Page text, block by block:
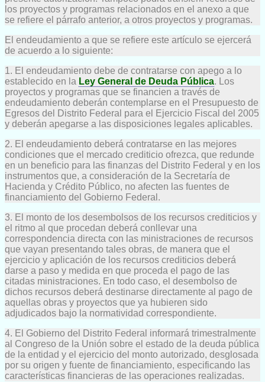
los proyectos y programas relacionados en el anexo a que
se refiere el párrafo anterior, a otros proyectos y programas.
El endeudamiento a que se refiere este artículo se ejercerá
de acuerdo a lo siguiente:
1. El endeudamiento debe de contratarse con apego a lo
establecido en la Ley General de Deuda Pública. Los
proyectos y programas que se financien a través de
endeudamiento deberán contemplarse en el Presupuesto de
Egresos del Distrito Federal para el Ejercicio Fiscal del 2005
y deberán apegarse a las disposiciones legales aplicables.
2. El endeudamiento deberá contratarse en las mejores
condiciones que el mercado crediticio ofrezca, que redunde
en un beneficio para las finanzas del Distrito Federal y en los
instrumentos que, a consideración de la Secretaría de
Hacienda y Crédito Público, no afecten las fuentes de
financiamiento del Gobierno Federal.
3. El monto de los desembolsos de los recursos crediticios y
el ritmo al que procedan deberá conllevar una
correspondencia directa con las ministraciones de recursos
que vayan presentando tales obras, de manera que el
ejercicio y aplicación de los recursos crediticios deberá
darse a paso y medida en que proceda el pago de las
citadas ministraciones. En todo caso, el desembolso de
dichos recursos deberá destinarse directamente al pago de
aquellas obras y proyectos que ya hubieren sido
adjudicados bajo la normatividad correspondiente.
4. El Gobierno del Distrito Federal informará trimestralmente
al Congreso de la Unión sobre el estado de la deuda pública
de la entidad y el ejercicio del monto autorizado, desglosada
por su origen y fuente de financiamiento, especificando las
características financieras de las operaciones realizadas.